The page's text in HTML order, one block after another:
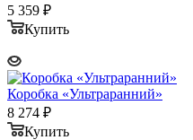
5 359 ₽
Купить
Коробка «Ультраранний»
8 274 ₽
Купить